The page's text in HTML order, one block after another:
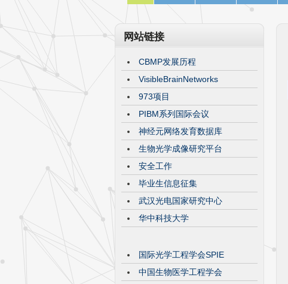
网站链接
CBMP发展历程
VisibleBrainNetworks
973项目
PIBM系列国际会议
神经元网络发育数据库
生物光学成像研究平台
安全工作
毕业生信息征集
武汉光电国家研究中心
华中科技大学
国际光学工程学会SPIE
中国生物医学工程学会